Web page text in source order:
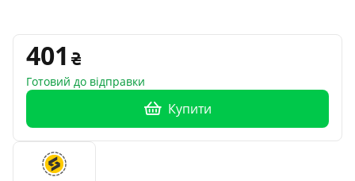
401
Готовий до відправки
Купити